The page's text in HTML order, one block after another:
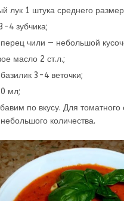
лук 1 штука среднего
4 зубчика;
чили — небольшой
масло 2 ст.л.;
3-4 веточки;
мл;
по вкусу. Для томатного
количества.